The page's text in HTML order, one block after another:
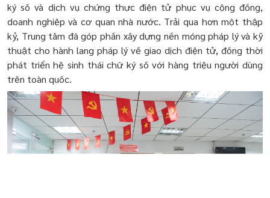
ký số và dịch vụ chứng thực điện tử phục vụ cộng đồng,
doanh nghiệp và cơ quan nhà nước. Trải qua hơn một thập
kỷ, Trung tâm đã góp phần xây dựng nền móng pháp lý và kỹ
thuật cho hành lang pháp lý về giao dịch điện tử, đồng thời
phát triển hệ sinh thái chữ ký số với hàng triệu người dùng
trên toàn quốc.